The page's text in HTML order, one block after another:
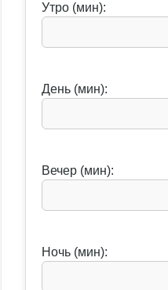
Утро (мин):
День (мин):
Вечер (мин):
Ночь (мин):